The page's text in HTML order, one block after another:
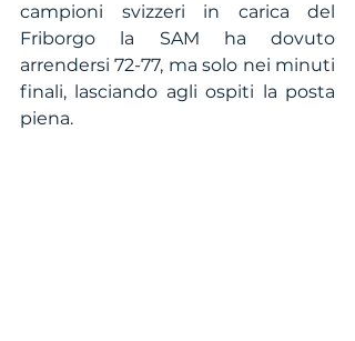
campioni svizzeri in carica del
Friborgo la SAM ha dovuto
arrendersi 72-77, ma solo nei minuti
finali, lasciando agli ospiti la posta
piena.